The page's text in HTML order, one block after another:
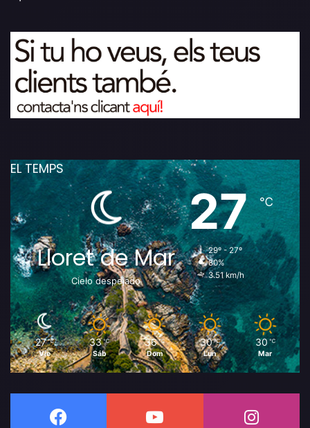
EL TEMPS
Lloret de Mar
Cielo despejado
27℃
29º - 27º
80%
3.51 km/h
27 ℃
Vie
33 ℃
Sáb
36 ℃
Dom
30 ℃
Lun
30 ℃
Mar